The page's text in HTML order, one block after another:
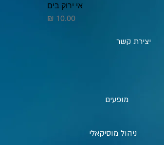
תצוגה מהירהאי ירוק בים
מחיר‏10.00 ‏₪
יצירת קשר
מופעים
ניהול מוסיקאלי